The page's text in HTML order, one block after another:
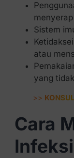
Sistem
atau
yang
>>
Cara